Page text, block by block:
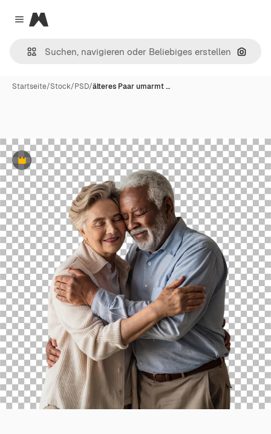
Close menu
Magnific
Nach
Startseite/Stock/PSD/älteres Paar umarmt …
Premium